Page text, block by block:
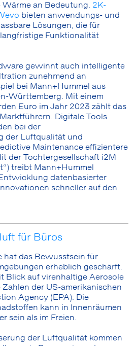
an Bedeutung. 2K-
bieten anwendungs- und
Lösungen, die für
Funktionalität
gewinnt auch intelligente
zunehmend an
bei Mann+Hummel aus
Württemberg. Mit einem
Euro im Jahr 2023 zählt das
Digitale Tools
bei der
der Luftqualität und
Maintenance effizientere
der Tochtergesellschaft i2M
treibt Mann+Hummel
datenbasierter
schneller auf den
für Büros
hat das Bewusstsein für
erheblich geschärft.
Blick auf virenhaltige Aerosole
der US-amerikanischen
Agency (EPA): Die
kann in Innenräumen
sein als im Freien.
der Luftqualität kommen